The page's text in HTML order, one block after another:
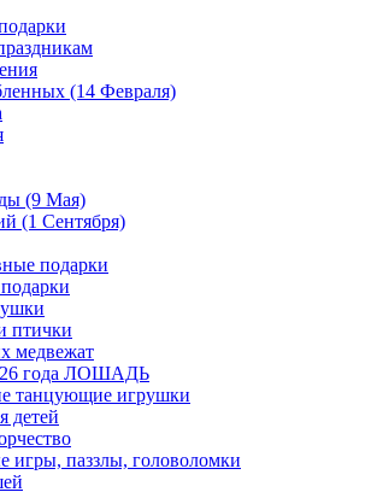
(14 Февраля)
(9 Мая)
(1 Сентября)
подарки
птички
медвежат
года ЛОШАДЬ
танцующие игрушки
детей
игры, паззлы, головоломки